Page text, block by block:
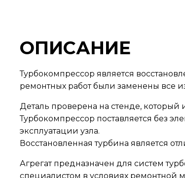
ОПИСАНИЕ
Турбокомпрессор является
ремонтных работ были заменены все
Деталь проверена на стенде, который
Турбокомпрессор поставляется без
эксплуатации узла.
Восстановленная турбина является
Агрегат предназначен для систем
специалистом в условиях ремонтной